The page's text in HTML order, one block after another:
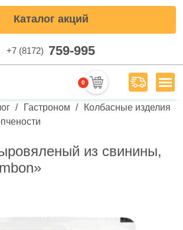
Каталог акций
+7 (8172) 759-995
0 Меню
Гастроном
Колбасные изделия
из свинины,